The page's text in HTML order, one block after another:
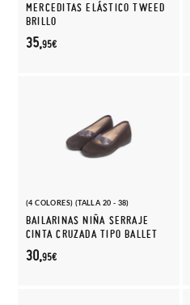
MERCEDITAS ELÁSTICO TWEED
BRILLO
35,95€
(4 COLORES) (TALLA 20 - 38)
BAILARINAS NIÑA SERRAJE
CINTA CRUZADA TIPO BALLET
30,95€